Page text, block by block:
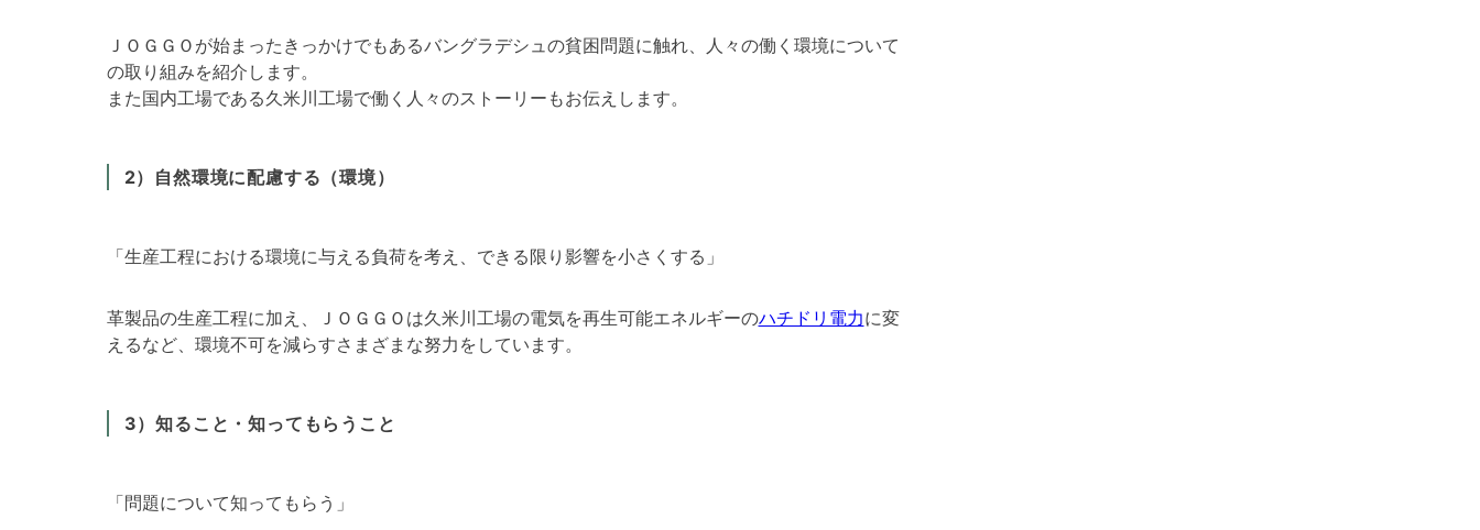
ＪＯＧＧＯが始まったきっかけでもあるバングラデシュの貧困問題に触れ、人々の働く環境について
の取り組みを紹介します。
また国内工場である久米川工場で働く人々のストーリーもお伝えします。
2）自然環境に配慮する（環境）
「生産工程における環境に与える負荷を考え、できる限り影響を小さくする」
革製品の生産工程に加え、ＪＯＧＧＯは久米川工場の電気を再生可能エネルギーのハチドリ電力に変
えるなど、環境不可を減らすさまざまな努力をしています。
3）知ること・知ってもらうこと
「問題について知ってもらう」